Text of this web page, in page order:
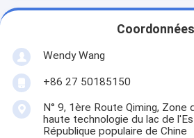
Coordonnées
Wendy Wang
+86 27 50185150
N° 9, 1ère Route Qiming,
haute technologie du lac de
République populaire de Chine